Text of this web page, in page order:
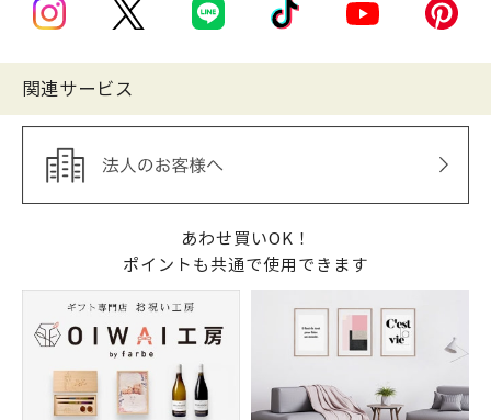
関連サービス
あわせ買いOK！
ポイントも共通で使用できます